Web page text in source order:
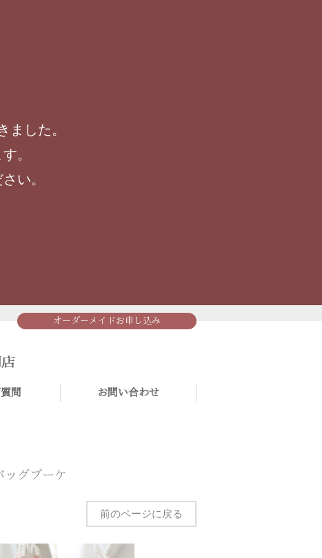
した。
。
い。
問 お問い合わせ
オーダーメイドお申し込み
ッグブーケ
前のページに戻る